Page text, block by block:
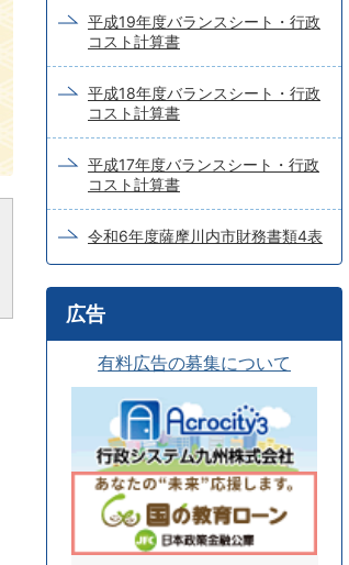
平成19年度バランスシート・行政
コスト計算書
平成18年度バランスシート・行政
コスト計算書
平成17年度バランスシート・行政
コスト計算書
令和6年度薩摩川内市財務書類4表
広告
有料広告の募集について